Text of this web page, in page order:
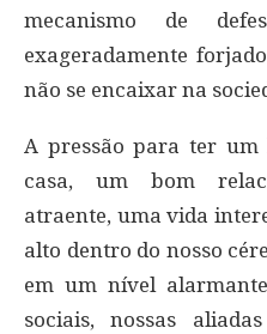
mecanismo de
exageradamente
não se encaixar na
A pressão para ter um
casa, um bom
atraente, uma vida
alto dentro do nosso
em um nível
sociais, nossas